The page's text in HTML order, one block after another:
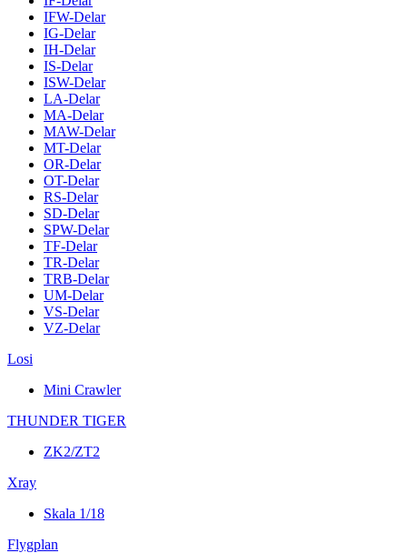
IFW-Delar
IG-Delar
IH-Delar
IS-Delar
ISW-Delar
LA-Delar
MA-Delar
MAW-Delar
MT-Delar
OR-Delar
OT-Delar
RS-Delar
SD-Delar
SPW-Delar
TF-Delar
TR-Delar
TRB-Delar
UM-Delar
VS-Delar
VZ-Delar
Losi
Mini Crawler
THUNDER TIGER
ZK2/ZT2
Xray
Skala 1/18
Flygplan